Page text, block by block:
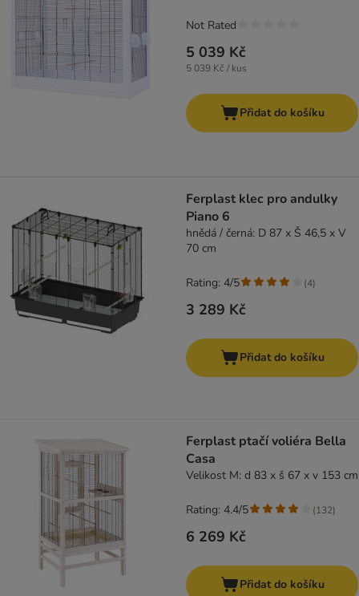
5 039 Kč
5 039 Kč / kus
Not Rated
Přidat do košíku
Ferplast klec pro andulky
Piano 6
hnědá / černá: D 87 x Š 46,5 x V
70 cm
3 289 Kč
Rating: 4/5 (4)
Přidat do košíku
Ferplast ptačí voliéra Bella
Casa
Velikost M: d 83 x š 67 x v 153 cm
6 269 Kč
Rating: 4.4/5 (132)
Přidat do košíku